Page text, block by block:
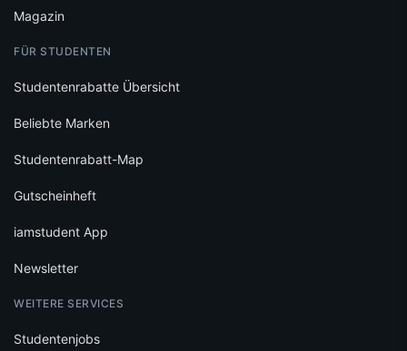
Magazin
FÜR STUDENTEN
Studentenrabatte Übersicht
Beliebte Marken
Studentenrabatt-Map
Gutscheinheft
iamstudent App
Newsletter
WEITERE SERVICES
Studentenjobs